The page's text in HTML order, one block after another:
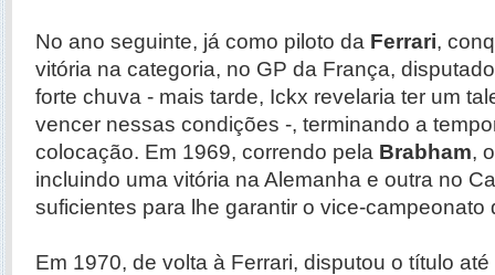
No ano seguinte, já como piloto da Ferrari,
vitória na categoria, no GP da França,
forte chuva - mais tarde, Ickx revelaria ter um
vencer nessas condições -, terminando a
colocação. Em 1969, correndo pela Brabham,
incluindo uma vitória na Alemanha e outra no
suficientes para lhe garantir o vice-campeonato
Em 1970, de volta à Ferrari, disputou o título